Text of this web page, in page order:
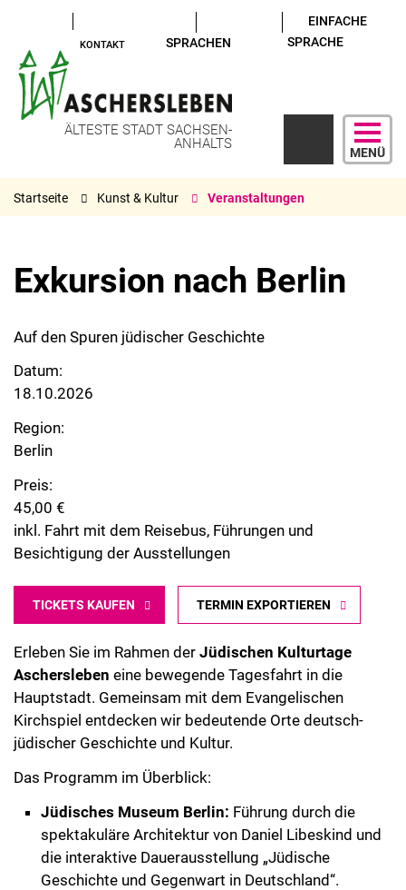
KONTAKT SPRACHEN
EINFACHE
SPRACHE
ÄLTESTE STADT SACHSEN-
ANHALTS
MENÜ
Startseite Kunst & Kultur Veranstaltungen
Exkursion nach Berlin
Auf den Spuren jüdischer Geschichte
Datum:
18.10.2026
Region:
Berlin
Preis:
45,00 €
inkl. Fahrt mit dem Reisebus, Führungen und
Besichtigung der Ausstellungen
TICKETS KAUFEN TERMIN EXPORTIEREN
Erleben Sie im Rahmen der Jüdischen Kulturtage
Aschersleben eine bewegende Tagesfahrt in die
Hauptstadt. Gemeinsam mit dem Evangelischen
Kirchspiel entdecken wir bedeutende Orte deutsch-
jüdischer Geschichte und Kultur.
Das Programm im Überblick:
Jüdisches Museum Berlin: Führung durch die
spektakuläre Architektur von Daniel Libeskind und
die interaktive Dauerausstellung „Jüdische
Geschichte und Gegenwart in Deutschland“.